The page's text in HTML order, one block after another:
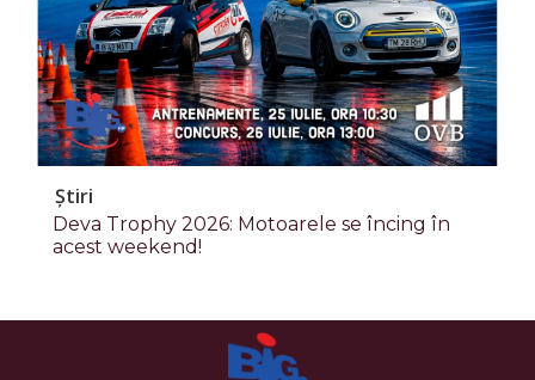
Știri
Deva Trophy 2026: Motoarele se încing în
acest weekend!